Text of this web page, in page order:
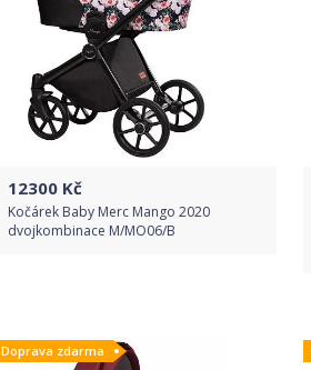
12300 Kč
Kočárek Baby Merc Mango 2020
dvojkombinace M/MO06/B
Detail produktu
Doprava zdarma